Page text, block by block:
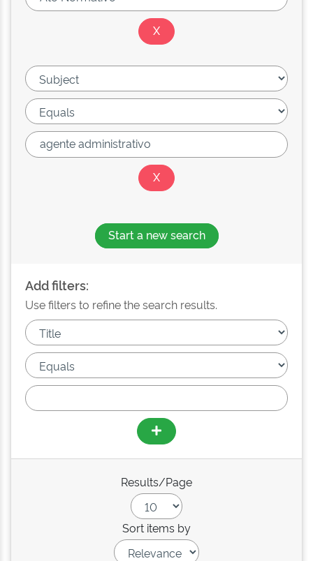
Start a new search
Add filters:
Use filters to refine the search results.
Results/Page
Sort items by